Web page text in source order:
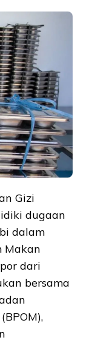
Gizi
dugaan
dalam
Makan
dari
bersama